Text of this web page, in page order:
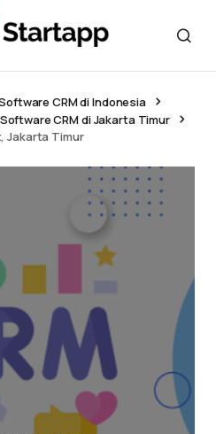
CRM di Indonesia
Software CRM di Jakarta Timur
Jakarta Timur